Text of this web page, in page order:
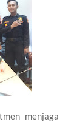
menjaga